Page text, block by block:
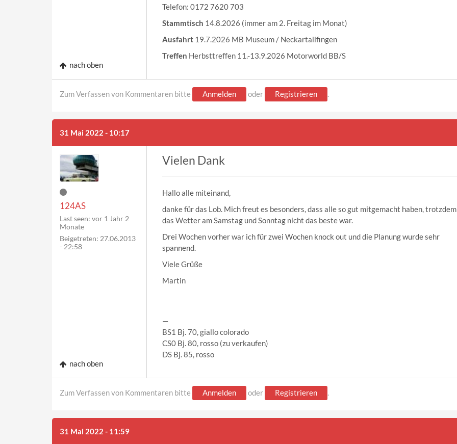
Telefon: 0172 7620 703
Stammtisch 14.8.2026 (immer am 2. Freitag im Monat)
Ausfahrt 19.7.2026 MB Museum / Neckartailfingen
Treffen Herbsttreffen 11.-13.9.2026 Motorworld BB/S
nach oben
Zum Verfassen von Kommentaren bitte Anmelden oder Registrieren .
31 Mai 2022 - 10:17
124AS
Last seen: vor 1 Jahr 2
Monate
Beigetreten: 27.06.2013
- 22:58
Vielen Dank
Hallo alle miteinand,
danke für das Lob. Mich freut es besonders, dass alle so gut mitgemacht haben, trotzdem
das Wetter am Samstag und Sonntag nicht das beste war.
Drei Wochen vorher war ich für zwei Wochen knock out und die Planung wurde sehr
spannend.
Viele Grüße
Martin
—
BS1 Bj. 70, giallo colorado
CS0 Bj. 80, rosso (zu verkaufen)
DS Bj. 85, rosso
nach oben
Zum Verfassen von Kommentaren bitte Anmelden oder Registrieren .
31 Mai 2022 - 11:59